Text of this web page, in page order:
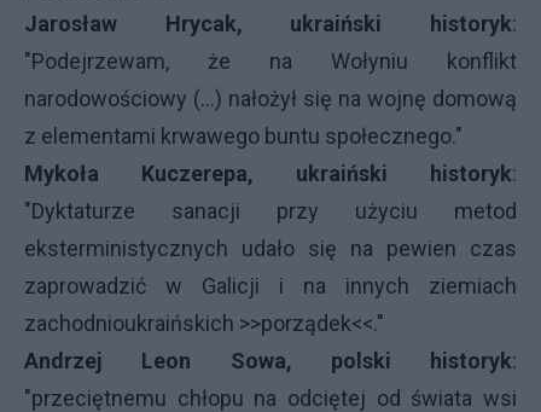
Jarosław Hrycak, ukraiński historyk:
"Podejrzewam, że na Wołyniu konflikt
narodowościowy (...) nałożył się na wojnę domową
z elementami krwawego buntu społecznego."
Mykoła Kuczerepa, ukraiński historyk:
"Dyktaturze sanacji przy użyciu metod
eksterministycznych udało się na pewien czas
zaprowadzić w Galicji i na innych ziemiach
zachodnioukraińskich >>porządek<<."
Andrzej Leon Sowa, polski historyk:
"przeciętnemu chłopu na odciętej od świata wsi